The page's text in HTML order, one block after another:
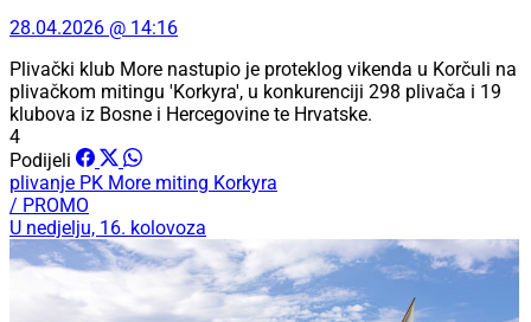
28.04.2026 @ 14:16
Plivački klub More nastupio je proteklog vikenda u Korčuli na
plivačkom mitingu 'Korkyra', u konkurenciji 298 plivača i 19
klubova iz Bosne i Hercegovine te Hrvatske.
4
Podijeli
plivanje PK More miting Korkyra
/ PROMO
U nedjelju, 16. kolovoza